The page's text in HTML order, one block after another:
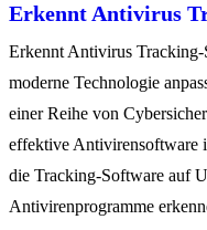
Erkennt Antivirus
Erkennt Antivirus Tracking-
moderne Technologie
einer Reihe von
effektive Antivirensoftware
die Tracking-Software auf
Antivirenprogramme